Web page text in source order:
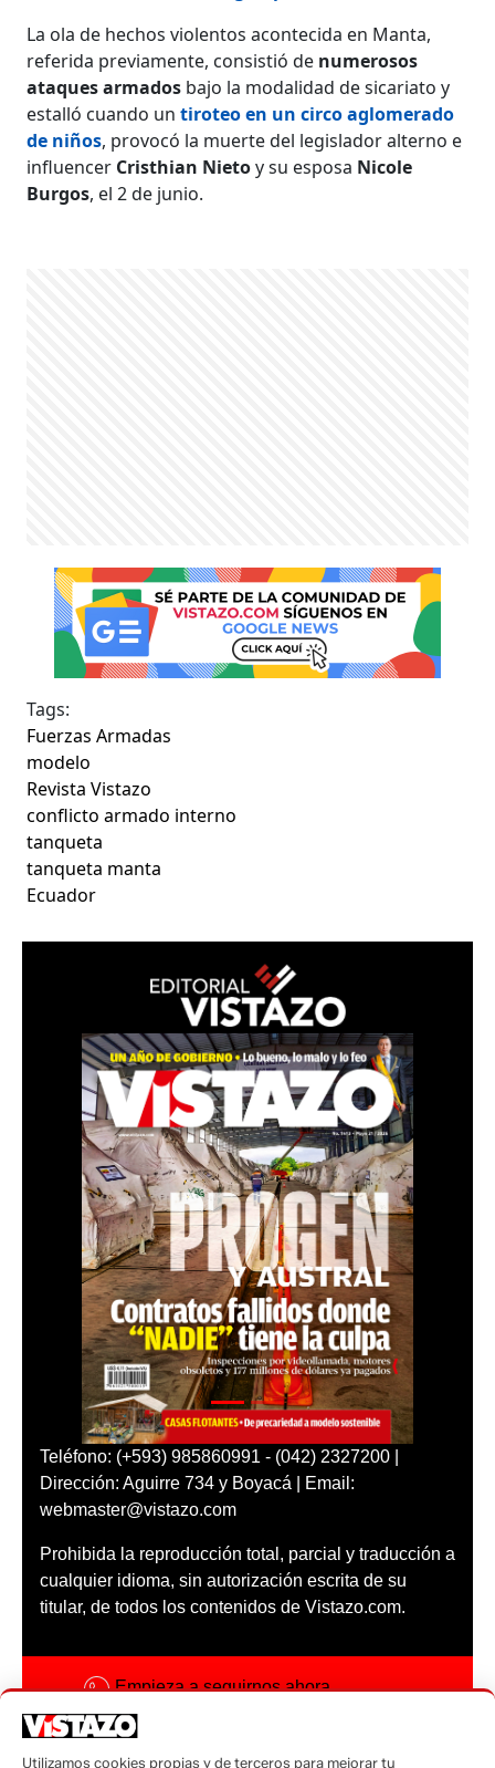
La ola de hechos violentos acontecida en Manta,
referida previamente, consistió de numerosos
ataques armados bajo la modalidad de sicariato y
estalló cuando untiroteo en un circo aglomerado
de niños, provocó la muerte del legislador alterno e
influencer Cristhian Nietoy su esposa Nicole
Burgos, el 2 de junio.
Tags:
Fuerzas Armadas
modelo
Revista Vistazo
conflicto armado interno
tanqueta
tanqueta manta
Ecuador
Teléfono: (+593) 985860991 - (042) 2327200 |
Dirección: Aguirre 734 y Boyacá | Email:
webmaster@vistazo.com
Prohibida la reproducción total, parcial y traducción a
cualquier idioma, sin autorización escrita de su
titular, de todos los contenidos de Vistazo.com.
Empieza a seguirnos ahora
Utilizamos cookies propias y de terceros para mejorar tu